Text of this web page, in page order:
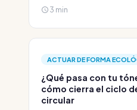
3 min
ACTUAR DE FORMA
¿Qué pasa con tu
cómo cierra el ciclo
circular